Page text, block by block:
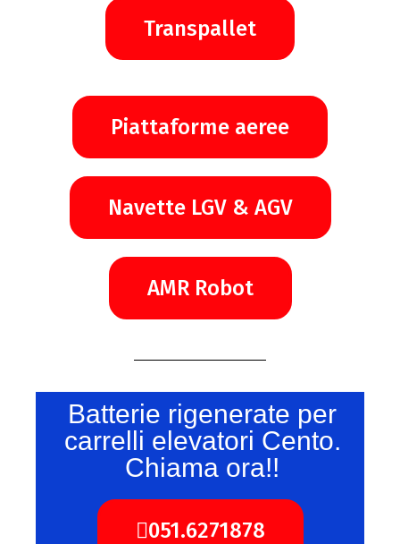
Transpallet
Piattaforme aeree
Navette LGV & AGV
AMR Robot
Batterie rigenerate per
carrelli elevatori Cento.
Chiama ora!!
051.6271878